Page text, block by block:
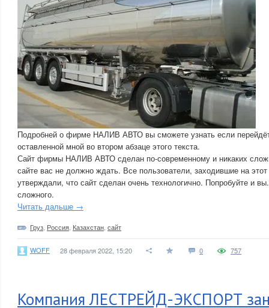
Подробней о фирме НАЛИВ АВТО вы сможете узнать если
оставленной мной во втором абзаце этого текста.
Сайт фирмы НАЛИВ АВТО сделан по-современному и никаких
сайте вас не должно ждать. Все пользователи, заходившие на
утверждали, что сайт сделан очень технологично. Попробуйте и
сложного.
Читать дальше →
Груз Россия Казахстан сайт
WOFF 28 февраля 2022, 15:20 0 757
Компания ЛЕСТРЕЙД-ЭКСПОРТ